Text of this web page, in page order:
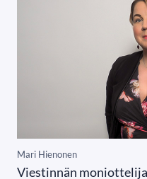
Mari Hienonen
Viestinnän